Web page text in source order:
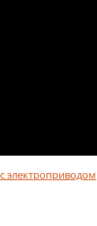
электроприводом